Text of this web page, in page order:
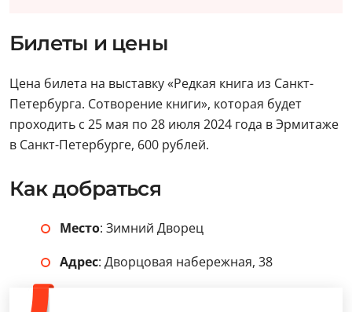
Билеты и цены
Цена билета на выставку «Редкая книга из Санкт-
Петербурга. Сотворение книги», которая будет
проходить с 25 мая по 28 июля 2024 года в Эрмитаже
в Санкт-Петербурге, 600 рублей.
Как добраться
Место: Зимний Дворец
Адрес: Дворцовая набережная, 38